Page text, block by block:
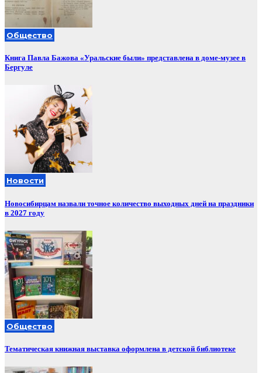
Общество
Книга Павла Бажова «Уральские были» представлена в доме-музее в
Бергуле
Новости
Новосибирцам назвали точное количество выходных дней на праздники
в 2027 году
Общество
Тематическая книжная выставка оформлена в детской библиотеке